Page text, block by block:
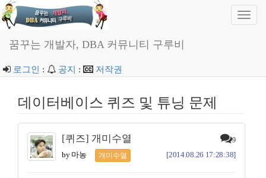
꿈꾸는 개발자, DBA 커뮤니티 구루비
로그인 : 공지 : 저작권
데이터베이스 퀴즈 및 튜닝 문제
[퀴즈] 개미수열 9
by 마농 개미수열 [2014.08.26 17:28:38]